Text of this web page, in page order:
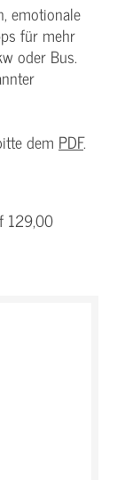
emotionale
für mehr
oder Bus.
dem PDF.
129,00